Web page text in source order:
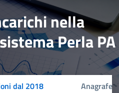
nella
Perla PA
dal 2018 Anagrafe